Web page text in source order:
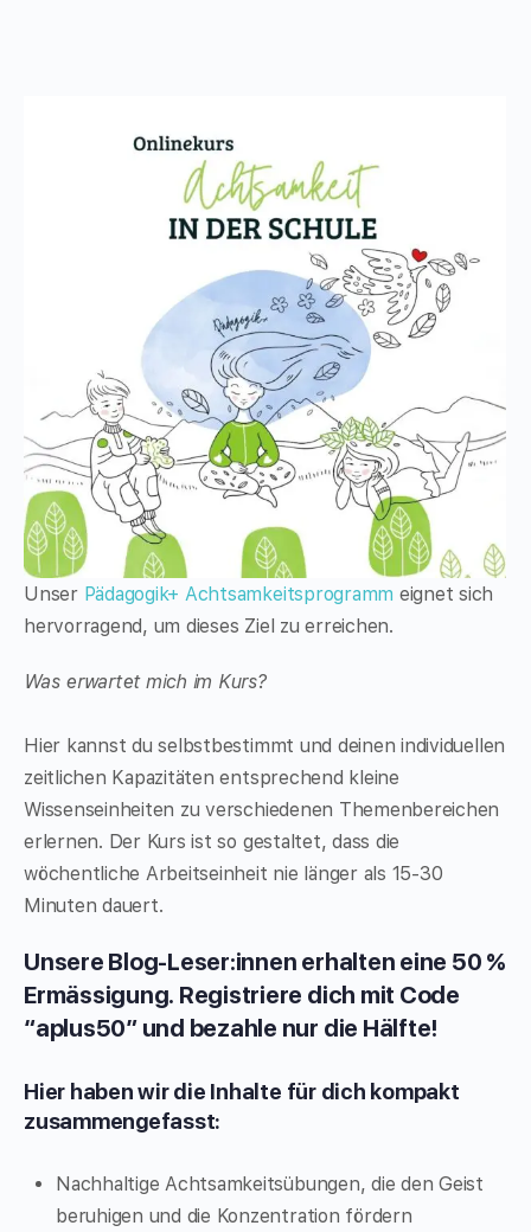
Unser Pädagogik+ Achtsamkeitsprogramm eignet sich
hervorragend, um dieses Ziel zu erreichen.
Was erwartet mich im Kurs?
Hier kannst du selbstbestimmt und deinen individuellen
zeitlichen Kapazitäten entsprechend kleine
Wissenseinheiten zu verschiedenen Themenbereichen
erlernen. Der Kurs ist so gestaltet, dass die
wöchentliche Arbeitseinheit nie länger als 15-30
Minuten dauert.
Unsere Blog-Leser:innen erhalten eine 50 %
Ermässigung. Registriere dich mit Code
“aplus50” und bezahle nur die Hälfte!
Hier haben wir die Inhalte für dich kompakt
zusammengefasst:
Nachhaltige Achtsamkeitsübungen, die den Geist
beruhigen und die Konzentration fördern